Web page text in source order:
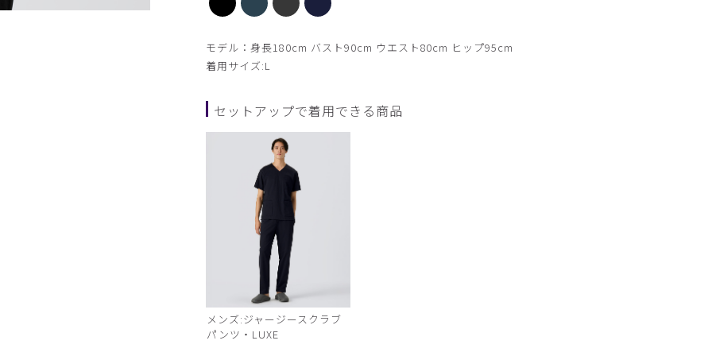
ダークグリーン
モデル：身長180cm バスト90cm ウエスト80cm ヒップ95cm
着用サイズ:L
セットアップで着用できる商品
メンズ:ジャージースクラブ
パンツ・LUXE